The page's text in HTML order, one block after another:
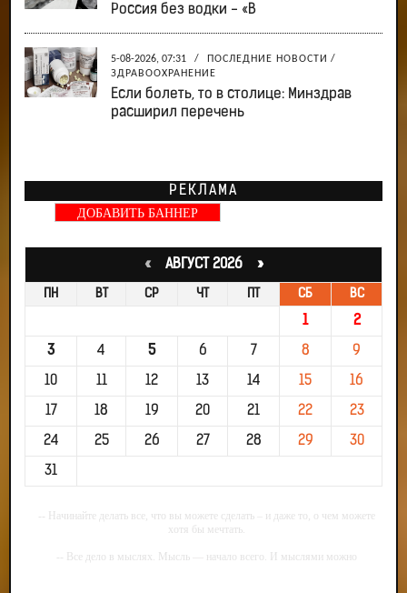
Россия без водки - «В
5-08-2026, 07:31 / ПОСЛЕДНИЕ НОВОСТИ /
ЗДРАВООХРАНЕНИЕ
Если болеть, то в столице: Минздрав
расширил перечень
РЕКЛАМА
ДОБАВИТЬ БАННЕР
«АВГУСТ 2026 »
ПН ВТ СР ЧТ ПТ СБ ВС
1 2
3 4 5 6 7 8 9
10 11 12 13 14 15 16
17 18 19 20 21 22 23
24 25 26 27 28 29 30
31
-- Начинайте делать все, что вы можете сделать – и даже то, о чем можете
хотя бы мечтать.
-- Все дело в мыслях. Мысль — начало всего. И мыслями можно